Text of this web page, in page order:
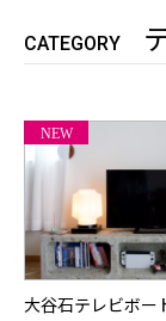
CATEGORY
大谷石テレビボ